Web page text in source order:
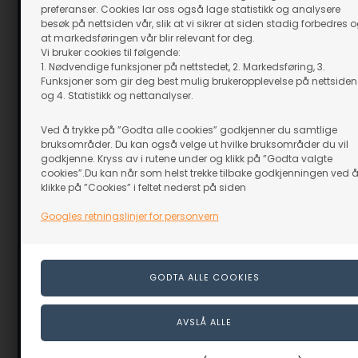
preferanser. Cookies lar oss også lage statistikk og analysere
besøk på nettsiden vår, slik at vi sikrer at siden stadig forbedres
at markedsføringen vår blir relevant for deg.
Vi bruker cookies til følgende:
1. Nødvendige funksjoner på nettstedet, 2. Markedsføring, 3.
Funksjoner som gir deg best mulig brukeropplevelse på nettsiden
og 4. Statistikk og nettanalyser.
Ved å trykke på ”Godta alle cookies” godkjenner du samtlige
bruksområder. Du kan også velge ut hvilke bruksområder du vil
godkjenne. Kryss av i rutene under og klikk på ”Godta valgte
cookies”.Du kan når som helst trekke tilbake godkjenningen ved å
klikke på ”Cookies” i feltet nederst på siden
Googles retningslinjer for personvern
159,00 NOK 499,00